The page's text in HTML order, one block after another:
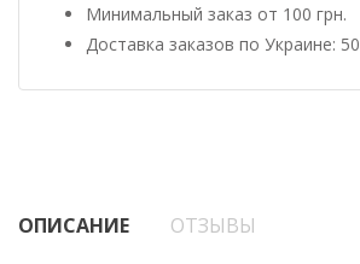
Минимальный заказ от 100 грн.
Доставка заказов по Украине:
ОПИСАНИЕ ОТЗЫВЫ